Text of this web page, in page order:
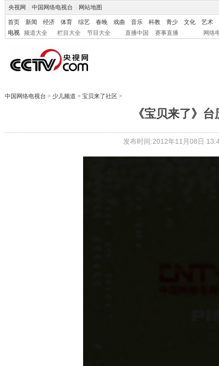
央视网 中国网络电视台 网站地图
首页 新闻 经济 体育 综艺 春晚 戏曲 音乐 科教 青少 文化
艺术
电视
频道大全 栏目大全 节目大全 直播中国 赛事直播 网络
中国网络电视台 > 少儿频道 > 宝贝来了社区 >
《宝贝来了》
发布时间:2012年11月08日